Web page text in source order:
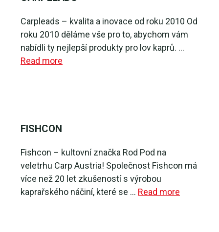
Carpleads – kvalita a inovace od roku 2010 Od
roku 2010 děláme vše pro to, abychom vám
nabídli ty nejlepší produkty pro lov kaprů. …
Read more
FISHCON
Fishcon – kultovní značka Rod Pod na
veletrhu Carp Austria! Společnost Fishcon má
více než 20 let zkušeností s výrobou
kaprařského náčiní, které se … Read more